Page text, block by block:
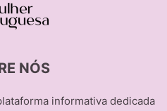
NÓS
informativa dedicada